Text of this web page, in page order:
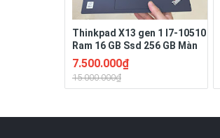
Thinkpad X13 gen 1 I7-10510
Ram 16 GB Ssd 256 GB Màn
13.3" Full HD Ngoại hình đẹp
Pin 3-4h
7.500.000₫
15.000.000₫